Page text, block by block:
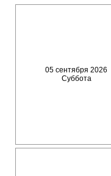
05 сентября 2026
Суббота